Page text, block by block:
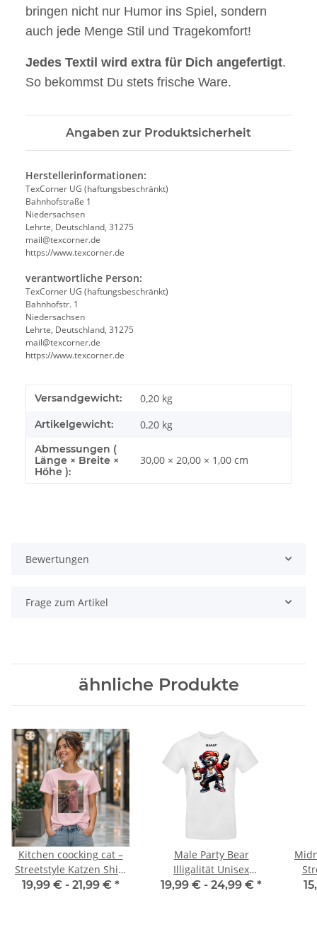
bringen nicht nur Humor ins Spiel, sondern
auch jede Menge Stil und Tragekomfort!
Jedes Textil wird extra für Dich angefertigt.
So bekommst Du stets frische Ware.
Angaben zur Produktsicherheit
Herstellerinformationen:
TexCorner UG (haftungsbeschränkt)
Bahnhofstraße 1
Niedersachsen
Lehrte, Deutschland, 31275
mail@texcorner.de
https://www.texcorner.de
verantwortliche Person:
TexCorner UG (haftungsbeschränkt)
Bahnhofstr. 1
Niedersachsen
Lehrte, Deutschland, 31275
mail@texcorner.de
https://www.texcorner.de
Versandgewicht: 0,20 kg
Artikelgewicht: 0,20 kg
Abmessungen (
Länge × Breite ×
Höhe ):
30,00 × 20,00 × 1,00 cm
Bewertungen
Frage zum Artikel
ähnliche Produkte
Kitchen coocking cat –
Streetstyle Katzen Shirt
Unisex Premium T-Shirt
19,99 € - 21,99 € *
Male Party Bear
Illigalität Unisex
Premium T-Shirt
19,99 € - 24,99 € *